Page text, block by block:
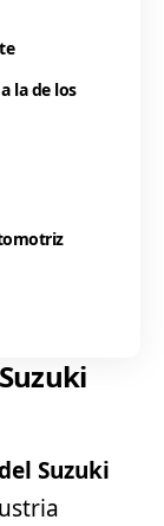
la de los
Suzuki